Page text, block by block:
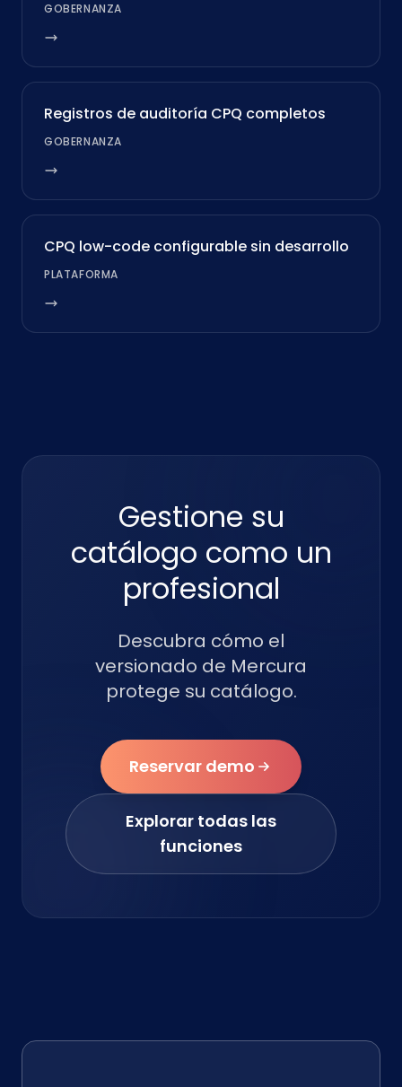
GOBERNANZA
Registros de auditoría CPQ completos
GOBERNANZA
CPQ low-code configurable sin desarrollo
PLATAFORMA
Gestione su
catálogo como un
profesional
Descubra cómo el
versionado de Mercura
protege su catálogo.
Reservar demo
Explorar todas las
funciones